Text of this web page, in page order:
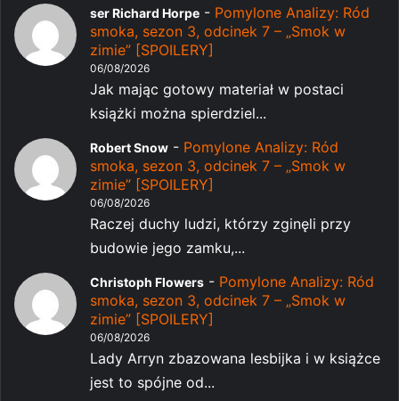
ser Richard Horpe - Pomylone Analizy: Ród
smoka, sezon 3, odcinek 7 – „Smok w
zimie” [SPOILERY]
06/08/2026
Jak mając gotowy materiał w postaci
książki można spierdziel...
Robert Snow - Pomylone Analizy: Ród
smoka, sezon 3, odcinek 7 – „Smok w
zimie” [SPOILERY]
06/08/2026
Raczej duchy ludzi, którzy zginęli przy
budowie jego zamku,...
Christoph Flowers - Pomylone Analizy: Ród
smoka, sezon 3, odcinek 7 – „Smok w
zimie” [SPOILERY]
06/08/2026
Lady Arryn zbazowana lesbijka i w książce
jest to spójne od...